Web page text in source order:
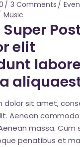
3 Comments
Music
Super
elit
dolor sit amet,
Aenean
massa. Cum
penatibus et